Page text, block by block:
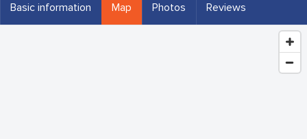
Basic information Map Photos Reviews